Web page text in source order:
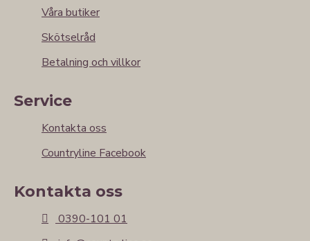
Våra butiker
Skötselråd
Betalning och villkor
Service
Kontakta oss
Countryline Facebook
Kontakta oss
0390-101 01